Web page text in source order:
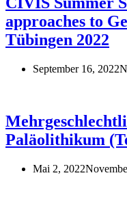
approaches to
Tübingen 2022
September 16, 2022
Paläolithikum
Mai 2, 2022